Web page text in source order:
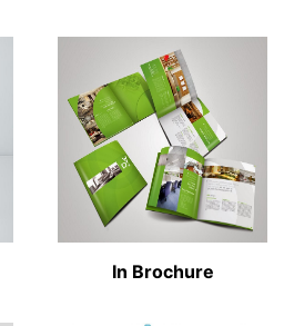
In Brochure